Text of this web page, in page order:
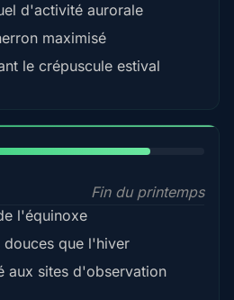
d'activité aurorale
maximisé
le crépuscule estival
Fin du printemps
l'équinoxe
douces que l'hiver
aux sites d'observation